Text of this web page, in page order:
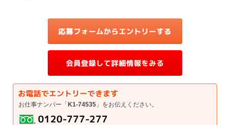
お仕事ナンバー「 K1-74535 」をお伝えください。